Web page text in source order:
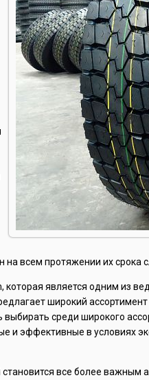
всем протяжении их срока
является одним из
широкий
среди широкого
и эффективные в условиях
все более важным